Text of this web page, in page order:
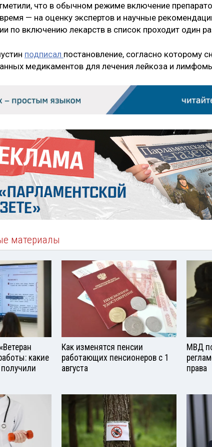
что в обычном режиме включение
— на оценку экспертов и научные
по включению лекарств в список проходит один
подписал постановление, согласно которому
медикаментов для лечения лейкоза и
материалы
какие
Как изменятся пенсии
работающих пенсионеров с 1
августа
МВД
права